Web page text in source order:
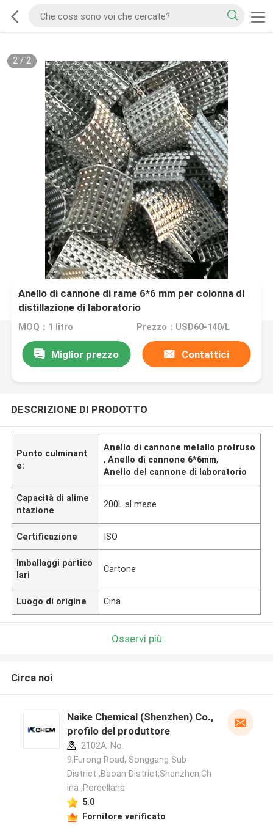
1/ 2
Anello di cannone di rame 6*6 mm per colonna di
distillazione di laboratorio
MOQ：1 litro Prezzo：USD60-140/L
Miglior prezzo Contattici
DESCRIZIONE DI PRODOTTO
Punto culminant
e:
Anello di cannone metallo protruso
,Anello di cannone 6*6mm,
Anello del cannone di laboratorio
Capacità di alime
ntazione
200L al mese
Certificazione ISO
Imballaggi partico
lari
Cartone
Luogo di origine Cina
Osservi più
Circa noi
Naike Chemical (Shenzhen) Co., Ltd
profilo del produttore
2102A, No.
9,Furong Road, Songgang Sub-
District ,Baoan District,Shenzhen,Ch
ina ,Porcellana
5.0
Fornitore verificato